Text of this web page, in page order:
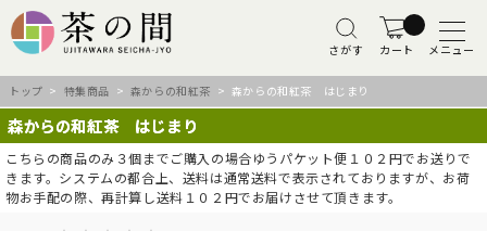
さがす カート メニュー
トップ > 特集商品 > 森からの和紅茶 > 森からの和紅茶 はじまり
森からの和紅茶 はじまり
こちらの商品のみ３個までご購入の場合ゆうパケット便１０２円でお送りで
きます。システムの都合上、送料は通常送料で表示されておりますが、お荷
物お手配の際、再計算し送料１０２円でお届けさせて頂きます。